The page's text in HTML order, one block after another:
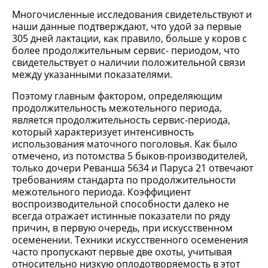
Многочисленные исследования свидетельствуют и
наши данные подтверждают, что удой за первые
305 дней лактации, как правило, больше у коров с
более продолжительным сервис- периодом, что
свидетельствует о наличии положительной связи
между указанными показателями.
Поэтому главным фактором, определяющим
продолжительность межотельного периода,
является продолжительность сервис-периода,
который характеризует интенсивность
использования маточного поголовья. Как было
отмечено, из потомства 5 быков-производителей,
только дочери Реванша 5634 и Паруса 21 отвечают
требованиям стандарта по продолжительности
межотельного периода. Коэффициент
воспроизводительной способности далеко не
всегда отражает истинные показатели по ряду
причин, в первую очередь, при искусственном
осеменении. Техники искусственного осеменения
часто пропускают первые две охоты, учитывая
относительно низкую оплодотворяемость в этот